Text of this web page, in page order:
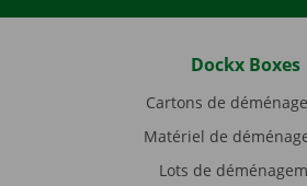
Dockx Boxes
Cartons de
Matériel de
Lots de